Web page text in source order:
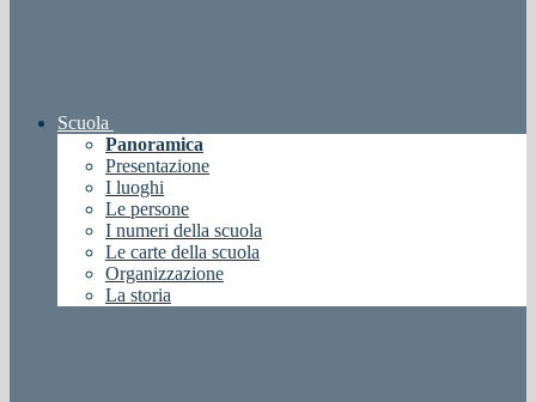
Scuola
Panoramica
Presentazione
I luoghi
Le persone
I numeri della scuola
Le carte della scuola
Organizzazione
La storia